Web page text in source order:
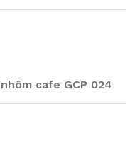
cafe GCP 024